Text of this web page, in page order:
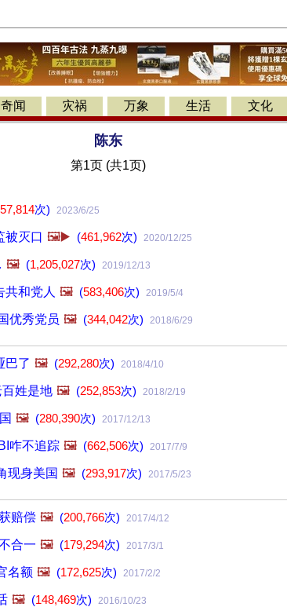
奇闻 灾祸 万象 生活 文化
陈东
第1页 (共1页)
57,814次) 2023/6/25
被灭口 🖼️▶️ (461,962次) 2020/12/25
🖼️ (1,205,027次) 2019/12/13
共和党人 🖼️ (583,406次) 2019/5/4
优秀党员 🖼️ (344,042次) 2018/6/29
巴了 🖼️ (292,280次) 2018/4/10
姓是地 🖼️ (252,853次) 2018/2/19
🖼️ (280,390次) 2017/12/13
咋不追踪 🖼️ (662,506次) 2017/7/9
现身美国 🖼️ (293,917次) 2017/5/23
赔偿 🖼️ (200,766次) 2017/4/12
合一 🖼️ (179,294次) 2017/3/1
名额 🖼️ (172,625次) 2017/2/2
🖼️ (148,469次) 2016/10/23